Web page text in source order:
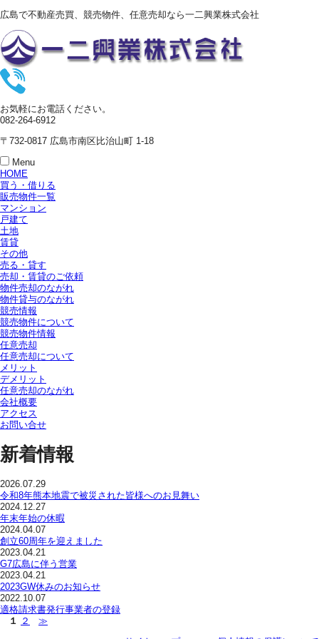
広島で不動産売買、競売物件、任意売却なら一二興業株式会社
お気軽にお電話ください。
082-264-6912
〒732-0817 広島市南区比治山町 1-18
Menu
HOME
買う・借りる
販売物件一覧
マンション
戸建て
土地
賃貸
その他
売る・貸す
売却・賃貸のご依頼
物件売却のながれ
物件貸与のながれ
競売情報
競売物件について
競売物件情報
任意売却
任意売却について
メリット
デメリット
任意売却のながれ
会社概要
アクセス
お問い合せ
新着情報
2026.07.29
令和8年熊本地震で被災された皆様へのお見舞い
2024.12.27
年末年始の休暇
2024.04.07
創立60周年を迎えました
2023.04.21
G7広島に伴う営業
2023.04.21
2023GW休みのお知らせ
2022.10.07
適格請求書発行事業者の登録
１
２
≫